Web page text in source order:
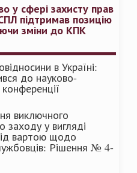
у сфері захисту прав
підтримав позицію
зміни до КПК
в Україні:
до науково-
виключного
заходу у вигляді
вартою щодо
Рішення № 4-